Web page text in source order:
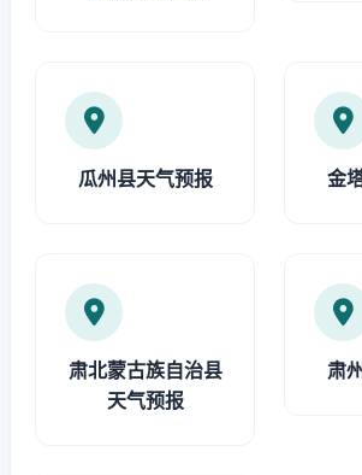
瓜州县天气预报 金
肃北蒙古族自治县
天气预报
肃